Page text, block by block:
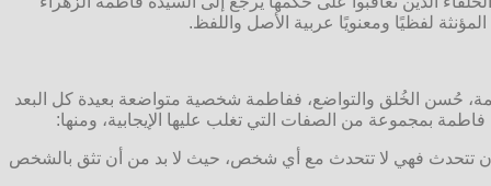
حُسن الخُلق والتواضع، ففاطمة شخصية متواضعة بعيدة كل البعد
بمجموعة من الصفات التي تغلب عليها الإيجابية، ومنها:
أن تتحدث فهي لا تتحدث مع أي شخص، حيث لا بد من أن تثق بالشخص